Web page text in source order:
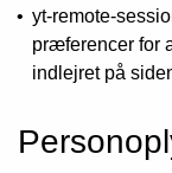
yt-remote-
præferencer for
indlejret på